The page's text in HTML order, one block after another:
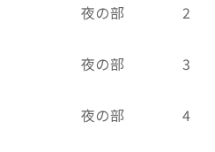
夜の部 2
夜の部 3
夜の部 4